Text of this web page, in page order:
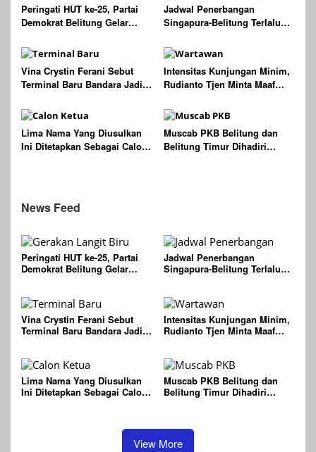
Peringati HUT ke-25, Partai
Demokrat Belitung Gelar
Indonesia ASRI
Jadwal Penerbangan
Singapura-Belitung Terlalu
Lebih Ramah Bagi Wisatawan
Vina Crystin Ferani Sebut
Terminal Baru Bandara Jadi
Wisatawan ke Belitung
Intensitas Kunjungan Minim,
Rudianto Tjen Minta Maaf
Masyarakat Belitung
Lima Nama Yang Diusulkan
Ini Ditetapkan Sebagai Calon
Muscab PKB Belitung dan
Belitung Timur Dihadiri
News Feed
Peringati HUT ke-25, Partai
Demokrat Belitung Gelar
Jadwal Penerbangan
Singapura-Belitung Terlalu
Vina Crystin Ferani Sebut
Terminal Baru Bandara Jadi
Intensitas Kunjungan Minim,
Rudianto Tjen Minta Maaf
Lima Nama Yang Diusulkan
Ini Ditetapkan Sebagai Calon
Muscab PKB Belitung dan
Belitung Timur Dihadiri
View More